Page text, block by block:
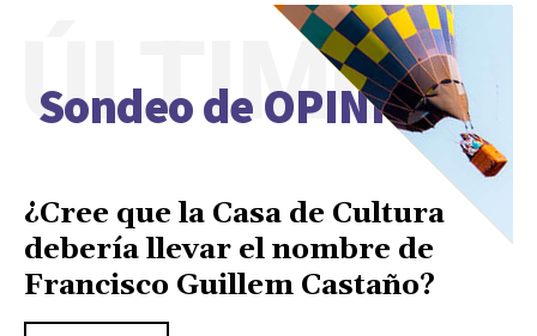
Sondeo de OPINIÓN
ÚLTIMO
¿Cree que la Casa de Cultura
debería llevar el nombre de
Francisco Guillem Castaño?